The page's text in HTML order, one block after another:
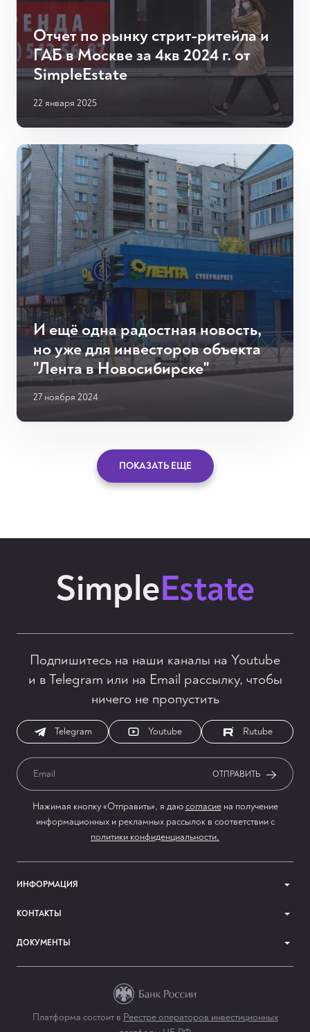
info@simpleestate.ru
Отчет по рынку стрит-ритейла и
ГАБ в Москве за 4кв 2024 г. от
SimpleEstate
22 января 2025
И ещё одна радостная новость,
но уже для инвесторов объекта
"Лента в Новосибирске"
27 ноября 2024
ПОКАЗАТЬ ЕЩЕ
SimpleEstate
Подпишитесь на наши каналы на Youtube
и в Telegram или на Email рассылку, чтобы
ничего не пропустить
Telegram Youtube Rutube
ОТПРАВИТЬ
Нажимая кнопку «Отправить», я даюсогласиена получение
информационных и рекламных рассылок в соответствии с
политики конфиденциальности.
ИНФОРМАЦИЯ
КОНТАКТЫ
ДОКУМЕНТЫ
Платформа состоит в Реестре операторов инвестиционных